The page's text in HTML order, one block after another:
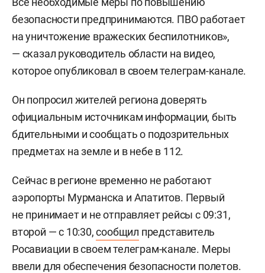
безопасности предпринимаются. ПВО работает
на уничтожение вражеских беспилотников»,
— сказал руководитель области на видео,
которое опубликовал в своем телеграм-канале.
Он попросил жителей региона доверять
официальным источникам информации, быть
бдительными и сообщать о подозрительных
предметах на земле и в небе в 112.
Сейчас в регионе временно не работают
аэропорты Мурманска и Апатитов. Первый
не принимает и не отправляет рейсы с 09:31,
второй — с 10:30,сообщил представитель
Росавиации в своем телеграм-канале. Меры
ввели для обеспечения безопасности полетов.